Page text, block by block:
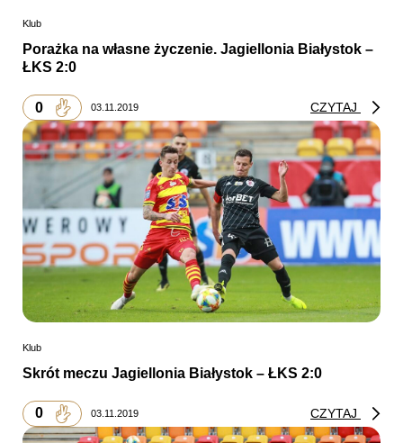
Klub
Porażka na własne życzenie. Jagiellonia Białystok –
ŁKS 2:0
0 03.11.2019 CZYTAJ
Klub
Skrót meczu Jagiellonia Białystok – ŁKS 2:0
0 03.11.2019 CZYTAJ